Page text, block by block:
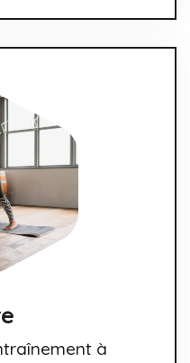
à